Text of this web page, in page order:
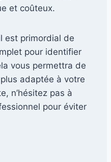
et coûteux.
est primordial de
pour identifier
vous permettra de
adaptée à votre
n’hésitez pas à
pour éviter